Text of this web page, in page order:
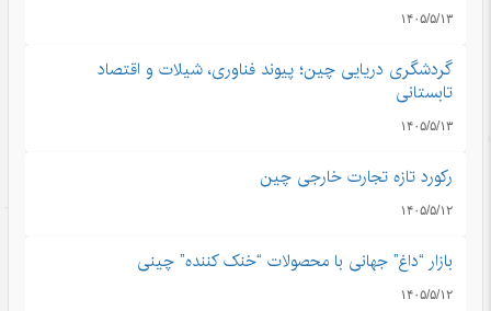
۱۴۰۵/۵/۱۳
گردشگری دریایی چین؛ پیوند فناوری، شیلات و اقتصاد
تابستانی
۱۴۰۵/۵/۱۳
رکورد تازه تجارت خارجی چین
۱۴۰۵/۵/۱۲
بازار “داغ” جهانی با محصولات “خنک کننده” چینی
۱۴۰۵/۵/۱۲